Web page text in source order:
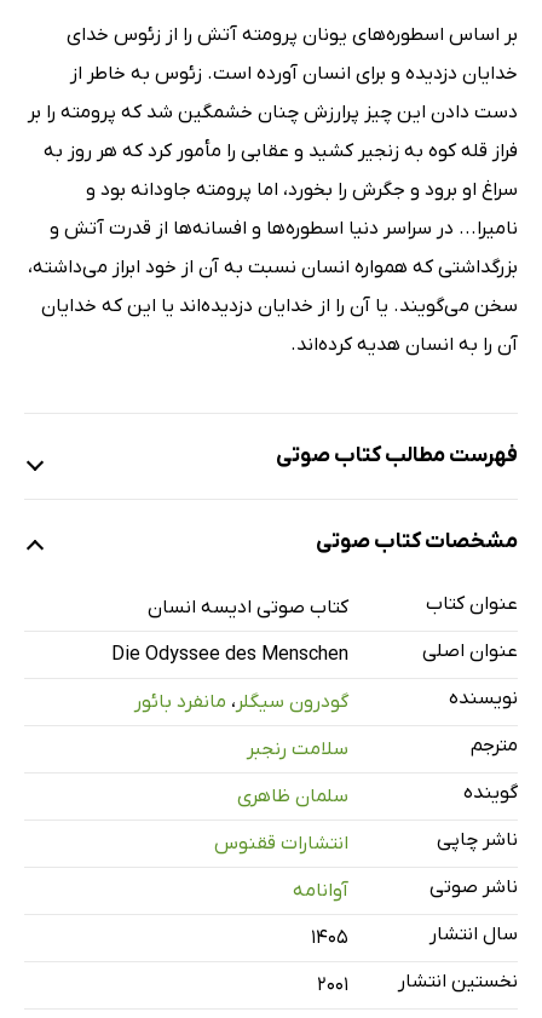
بر اساس اسطوره‌های یونان پرومته آتش را از زئوس خدای
خدایان دزدیده و برای انسان آورده است. زئوس به خاطر از
دست دادن این چیز پرارزش چنان خشمگین شد که پرومته را بر
فراز قله کوه به زنجیر کشید و عقابی را مأمور کرد که هر روز به
سراغ او برود و جگرش را بخورد، اما پرومته جاودانه بود و
نامیرا... در سراسر دنیا اسطوره‌ها و افسانه‌ها از قدرت آتش و
بزرگداشتی که همواره انسان نسبت به آن از خود ابراز می‌داشته،
سخن می‌گویند. یا آن را از خدایان دزدیده‌اند یا این که خدایان
آن را به انسان هدیه کرده‌اند.
فهرست مطالب کتاب صوتی
نمونه‌ی یک
معرفی و پیشگفتار
فصل اول: آفریقا ـ آغاز آغازها ـ قسمت اول
فصل اول ـ قسمت دوم
مشخصات کتاب صوتی
عنوان کتاب
کتاب صوتی ادیسه انسان
عنوان اصلی
Die Odyssee des Menschen
نویسنده
گودرون سیگلر ، مانفرد بائور
مترجم
سلامت رنجبر
گوینده
سلمان ظاهری
ناشر چاپی
انتشارات ققنوس
ناشر صوتی
آوانامه
سال انتشار
۱۴۰۵
نخستین انتشار
2001